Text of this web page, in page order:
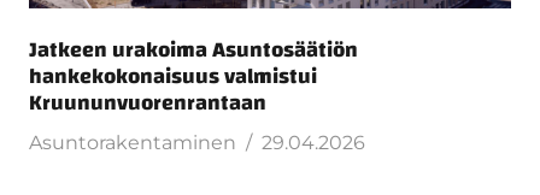
Jatkeen urakoima Asuntosäätiön
hankekokonaisuus valmistui
Kruununvuorenrantaan
Asuntorakentaminen 29.04.2026